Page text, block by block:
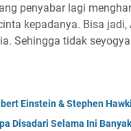
penyabar lagi
kepadanya. Bisa jadi,
Sehingga tidak
Einstein & Stephen
Disadari Selama Ini